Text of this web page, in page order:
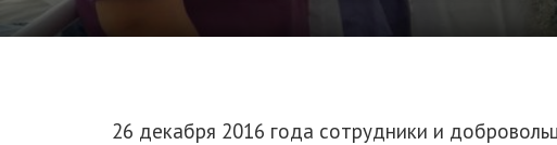
26 декабря 2016 года сотрудники и